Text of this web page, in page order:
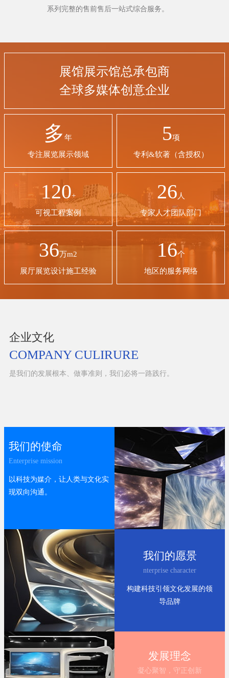
系列完整的售前售后一站式综合服务。
展馆展示馆总承包商
全球多媒体创意企业
多年
专注展览展示领域
5项
专利&软著（含授权）
120+
可视工程案例
26 人
专家人才团队部门
36万m2
展厅展览设计施工经验
16个
地区的服务网络
企业文化
COMPANY CULIRURE
是我们的发展根本、做事准则，我们必将一路践行。
我们的使命
Enterprise mission
以科技为媒介，让人类与文化实
现双向沟通。
我们的愿景
nterprise character
构建科技引领文化发展的领
导品牌
发展理念
凝心聚智，守正创新